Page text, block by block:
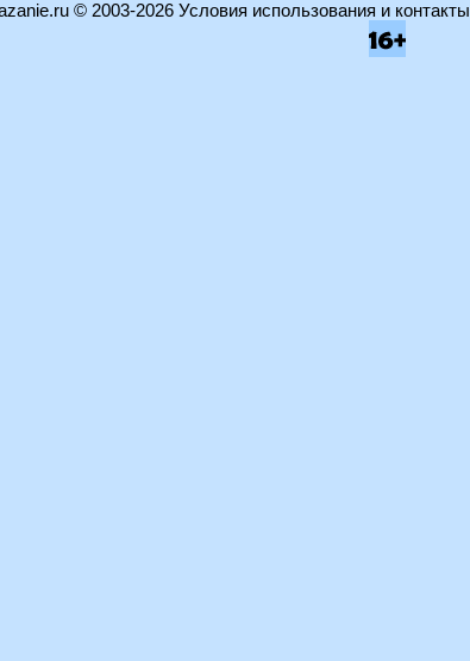
© 2003-2026 Условия использования и контакты